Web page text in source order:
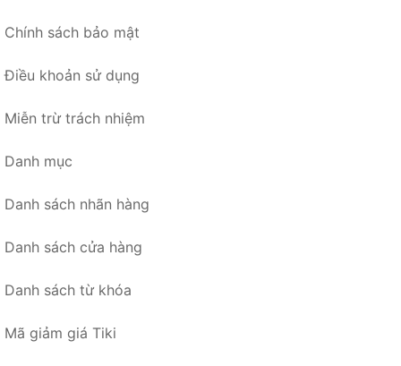
Chính sách bảo mật
Điều khoản sử dụng
Miễn trừ trách nhiệm
Danh mục
Danh sách nhãn hàng
Danh sách cửa hàng
Danh sách từ khóa
Mã giảm giá Tiki